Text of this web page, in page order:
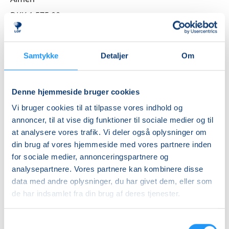
Samtykke Detaljer Om
Denne hjemmeside bruger cookies
Vi bruger cookies til at tilpasse vores indhold og
annoncer, til at vise dig funktioner til sociale medier og til
at analysere vores trafik. Vi deler også oplysninger om
din brug af vores hjemmeside med vores partnere inden
for sociale medier, annonceringspartnere og
analysepartnere. Vores partnere kan kombinere disse
data med andre oplysninger, du har givet dem, eller som
de har indsamlet fra din brug af deres tjenester.
sanser og er tilpasset deres motoriske udviklingstrin
Pause hvor børnene spiser
For mor:
- opvarmning med blandt andet øvelser for kredsløb,
for arme, skuldre og nakke.
mave-, balle – og rygmuskler.
- øvelser, der øger bevidstheden om bækkenbunden
og styrker den efter fødslen.
HUSK TRÆNINGSTØJ!
DKK 1.575,00
Ledig-KBH
Studerende-KBH
DKK 1.415,00
Studerende-FRB
DKK 1.455,00
Unge (18-25 år)-KBH
DKK 1.415,00
Info